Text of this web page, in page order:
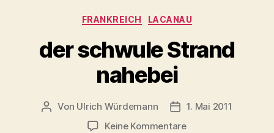
Kategorien
FRANKREICH LACANAU
der schwule Strand
nahebei
Beitragsautor
Von Ulrich Würdemann Beitragsdatum
1. Mai 2011
Keine Kommentarezu